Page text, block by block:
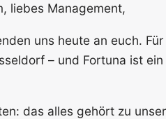
liebes Management,
uns heute an euch.
– und Fortuna ist
das alles gehört zu